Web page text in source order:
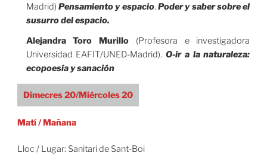
Madrid) Pensamiento y espacio.Poder y saber sobre el
susurro del espacio.
Alejandra Toro Murillo (Profesora e investigadora
Universidad EAFIT/UNED-Madrid).O-ir a la naturaleza:
ecopoesía y sanación
Dimecres 20/Miércoles 20
Matí / Mañana
Lloc / Lugar: Sanitari de Sant-Boi